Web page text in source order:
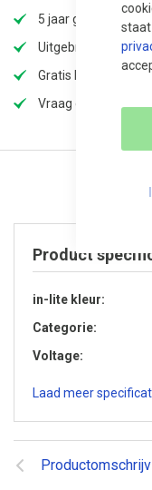
staat
5 jaar garantie
Uitgebreid
Gratis bezorging
Vraag offerte aan
Product
in-lite kleur
Categorie
Voltage
Laad meer